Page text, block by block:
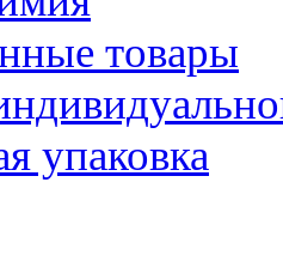
товары
упаковка